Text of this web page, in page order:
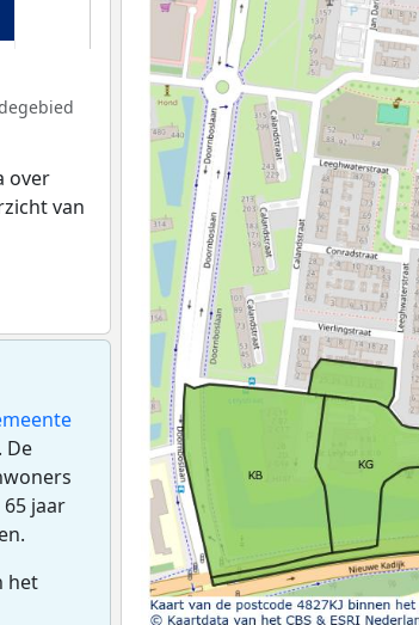
over
van
De
jaar
het